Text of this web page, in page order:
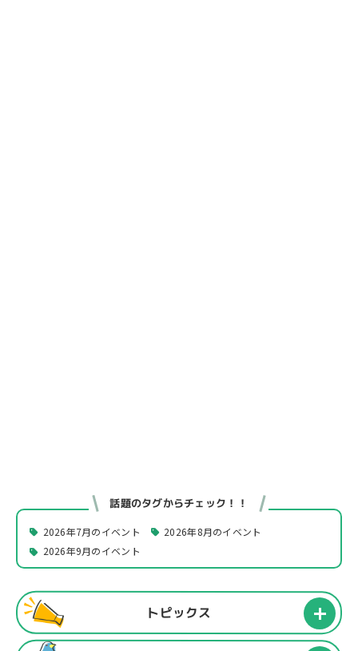
話題のタグからチェック！！
2026年7月のイベント
2026年8月のイベント
2026年9月のイベント
トピックス